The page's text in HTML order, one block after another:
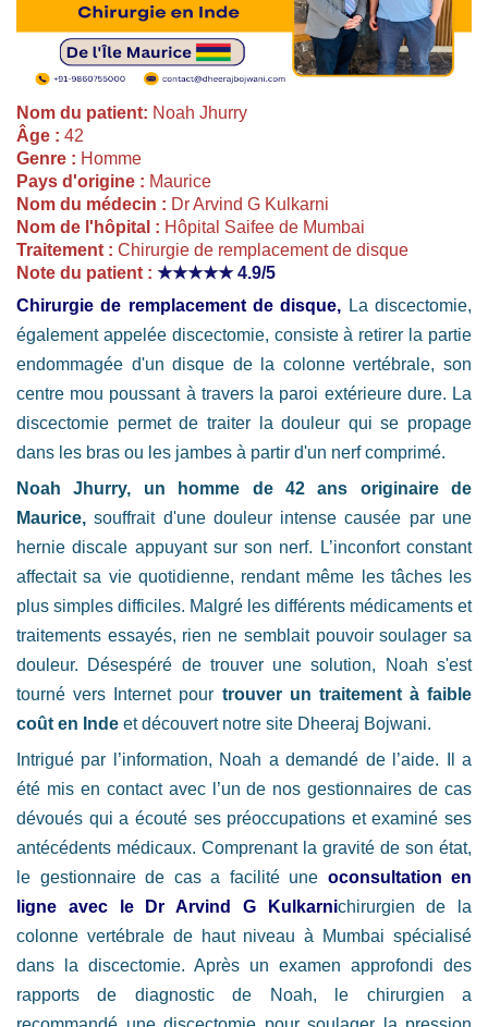
Nom du patient: Noah Jhurry
Âge : 42
Genre : Homme
Pays d'origine : Maurice
Nom du médecin : Dr Arvind G Kulkarni
Nom de l'hôpital : Hôpital Saifee de Mumbai
Traitement : Chirurgie de remplacement de disque
Note du patient : ★★★★★ 4.9/5
Chirurgie de remplacement de disque, La discectomie,
également appelée discectomie, consiste à retirer la partie
endommagée d'un disque de la colonne vertébrale, son
centre mou poussant à travers la paroi extérieure dure. La
discectomie permet de traiter la douleur qui se propage
dans les bras ou les jambes à partir d'un nerf comprimé.
Noah Jhurry, un homme de 42 ans originaire de
Maurice, souffrait d'une douleur intense causée par une
hernie discale appuyant sur son nerf. L’inconfort constant
affectait sa vie quotidienne, rendant même les tâches les
plus simples difficiles. Malgré les différents médicaments et
traitements essayés, rien ne semblait pouvoir soulager sa
douleur. Désespéré de trouver une solution, Noah s'est
tourné vers Internet pour trouver un traitement à faible
coût en Inde et découvert notre site Dheeraj Bojwani.
Intrigué par l’information, Noah a demandé de l’aide. Il a
été mis en contact avec l’un de nos gestionnaires de cas
dévoués qui a écouté ses préoccupations et examiné ses
antécédents médicaux. Comprenant la gravité de son état,
le gestionnaire de cas a facilité une oconsultation en
ligne avec le Dr Arvind G Kulkarnichirurgien de la
colonne vertébrale de haut niveau à Mumbai spécialisé
dans la discectomie. Après un examen approfondi des
rapports de diagnostic de Noah, le chirurgien a